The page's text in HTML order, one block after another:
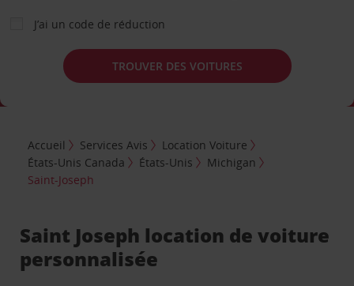
J’ai un code de réduction
TROUVER DES VOITURES
Accueil Services Avis
Location Voiture
États-Unis Canada
États-Unis
Michigan
Saint-Joseph
Saint Joseph location de voiture
personnalisée